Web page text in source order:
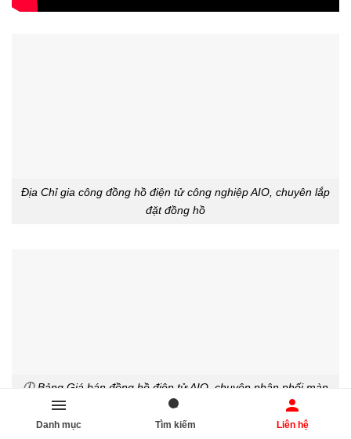
Địa Chỉ gia công đồng hồ điện tử công nghiệp AIO, chuyên lắp
đặt đồng hồ
🕕 Bảng Giá bán đồng hồ điện tử AIO, chuyên phân phối màn
hình hiển thị led đồng hồ 🔔
Danh mục Tìm kiếm Liên hệ